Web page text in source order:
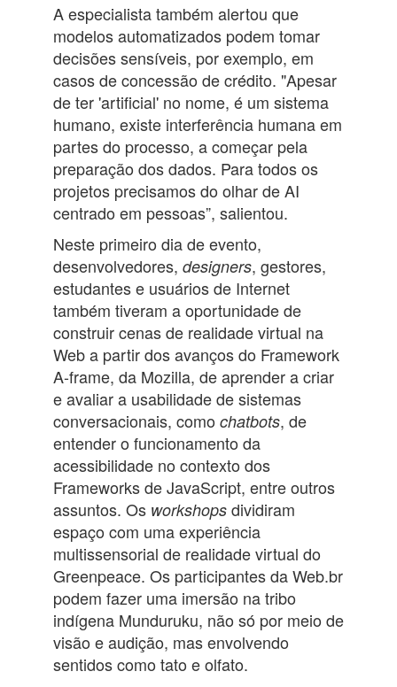
A especialista também alertou que
modelos automatizados podem tomar
decisões sensíveis, por exemplo, em
casos de concessão de crédito. "Apesar
de ter 'artificial' no nome, é um sistema
humano, existe interferência humana em
partes do processo, a começar pela
preparação dos dados. Para todos os
projetos precisamos do olhar de AI
centrado em pessoas”, salientou.
Neste primeiro dia de evento,
desenvolvedores, designers, gestores,
estudantes e usuários de Internet
também tiveram a oportunidade de
construir cenas de realidade virtual na
Web a partir dos avanços do Framework
A-frame, da Mozilla, de aprender a criar
e avaliar a usabilidade de sistemas
conversacionais, como chatbots, de
entender o funcionamento da
acessibilidade no contexto dos
Frameworks de JavaScript, entre outros
assuntos. Os workshops dividiram
espaço com uma experiência
multissensorial de realidade virtual do
Greenpeace. Os participantes da Web.br
podem fazer uma imersão na tribo
indígena Munduruku, não só por meio de
visão e audição, mas envolvendo
sentidos como tato e olfato.